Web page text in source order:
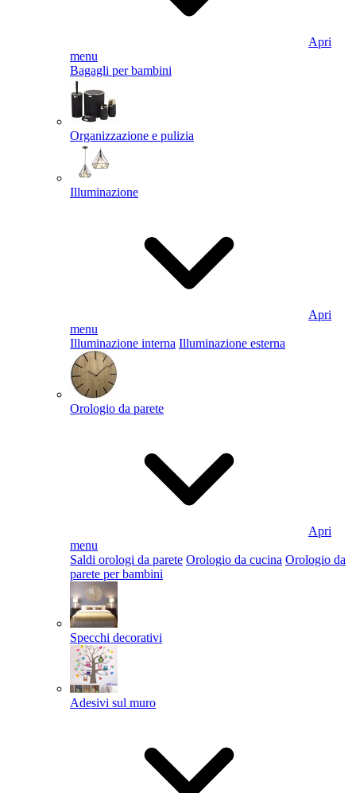
Apri
menu
Bagagli per bambini
Organizzazione e pulizia
Illuminazione
Apri
menu
Illuminazione interna Illuminazione esterna
Orologio da parete
Apri
menu
Saldi orologi da parete Orologio da cucina Orologio da
parete per bambini
Specchi decorativi
Adesivi sul muro